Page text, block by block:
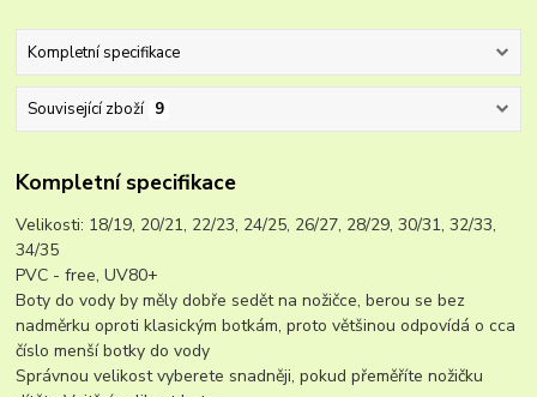
Kompletní specifikace
Související zboží 9
Kompletní specifikace
Velikosti: 18/19, 20/21, 22/23, 24/25, 26/27, 28/29, 30/31, 32/33,
34/35
PVC - free, UV80+
Boty do vody by měly dobře sedět na nožičce, berou se bez
nadměrku oproti klasickým botkám, proto většinou odpovídá o cca
číslo menší botky do vody
Správnou velikost vyberete snadněji, pokud přeměříte nožičku